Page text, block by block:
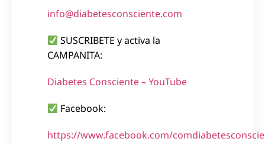
info@diabetesconsciente.com
SUSCRIBETE y activa la
CAMPANITA:
Diabetes Consciente – YouTube
Facebook:
https://www.facebook.com/